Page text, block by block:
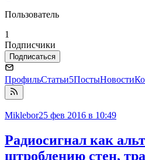
Пользователь
1
Подписчики
Подписаться
ПрофильСтатьи5ПостыНовости
Miklebor25 фев 2016 в 10:49
Радиосигнал как
штроблению стен,